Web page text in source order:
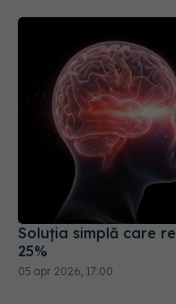
Soluția simplă care
25%
05 apr 2026, 17:00